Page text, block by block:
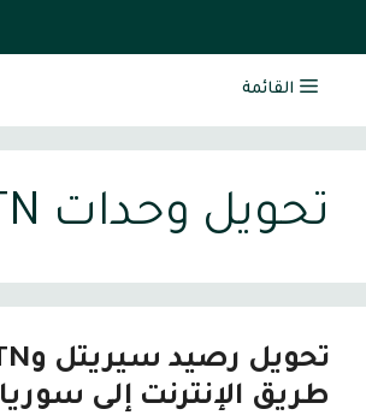
القائمة
تحويل وحدات MTN
طريق الإنترنت إلى سوريا